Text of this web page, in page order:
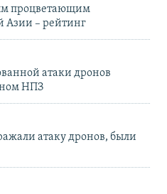
процветающим
Азии – рейтинг
атаки дронов
НПЗ
атаку дронов, были